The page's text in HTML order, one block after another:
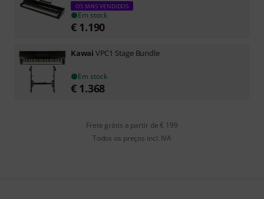
OS MAIS VENDIDOS
Em stock
€ 1.190
Kawai VPC1 Stage Bundle
Em stock
€ 1.368
Frete grátis a partir de € 199
Todos os preços incl. IVA